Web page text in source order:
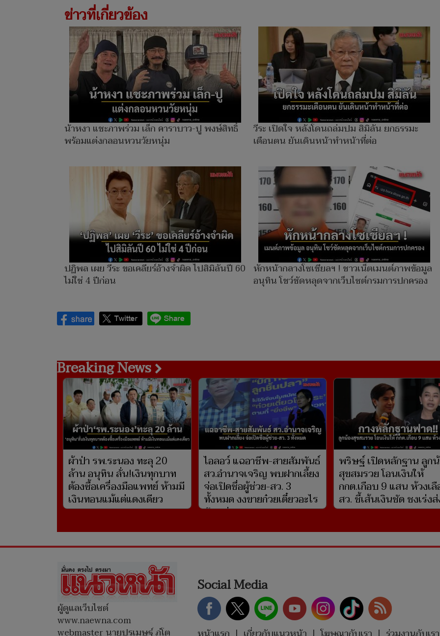
ข่าวที่เกี่ยวข้อง
น้าหงา แชะภาพร่วม เล็ก คาราบาว-ปู พงษ์สิทธิ์
พร้อมแต่งกลอนหวนวัยหนุ่ม
วีระ เปิดใจ หลังโดนถล่มปม สิมิลัน ยกธรรมะ
เตือนตน ยันเดินหน้าทำหน้าที่ต่อ
ปฏิพล เผย วีระ ขอเคลียร์อ้างจำผิด ไปสิมิลันปี 60
ไม่ใช่ 4 ปีก่อน
หักหน้ากลางโซเชียลฯ ! ชาวเน็ตเมนต์ภาพข้อมูล
อนุทิน โชว์ชัดหลุดจากเว็บไซต์กรมการปกครอง
Breaking News
ผ้าป่า รพ.ระนอง ทะลุ 20
ล้าน อนุทิน ลั่น!เงินทุกบาท
ต้องซื้อเครื่องมือแพทย์ ห้ามมี
เงินทอนแม้แต่แดงเดียว
ไอลอว์ แฉอาชีพ-สายสัมพันธ์
สว.อำนาจเจริญ พบฝากเลี้ยง
จ่อเปิดชื่อผู้ช่วย-สว. 3
ทั้งหมด งงขายก๋วยเตี๋ยวอะไร
กันแน่
พริษฐ์ เปิดหลักฐาน ลูก
สุขสมรวย โอนเงินให้
กกต.เกือบ 9 แสน ห้วงเ
สว. ชี้เส้นเงินชัด ชงเร่ง
ศาล
ผู้ดูแลเว็บไซต์
www.naewna.com
webmaster นายปรเมษฐ์ ภู่โต
Social Media